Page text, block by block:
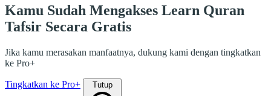
Kamu Sudah Mengakses Learn Quran
Tafsir Secara Gratis
Jika kamu merasakan manfaatnya, dukung kami dengan tingkatkan
ke Pro+
Tingkatkan ke Pro+ Tutup